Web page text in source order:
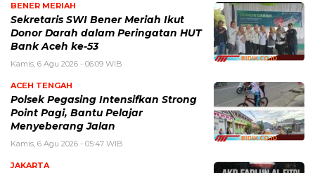
BENER MERIAH
Sekretaris SWI Bener Meriah Ikut
Donor Darah dalam Peringatan HUT
Bank Aceh ke-53
Kamis, 6 Agu 2026 - 06:09 WIB
ACEH TENGAH
Polsek Pegasing Intensifkan Strong
Point Pagi, Bantu Pelajar
Menyeberang Jalan
Kamis, 6 Agu 2026 - 05:47 WIB
JAKARTA